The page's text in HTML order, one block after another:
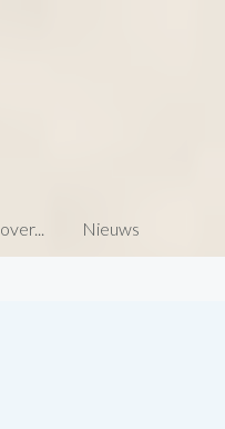
Nieuws